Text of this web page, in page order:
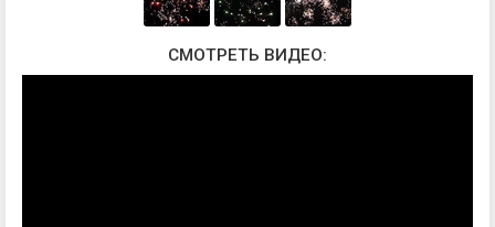
СМОТРЕТЬ ВИДЕО: